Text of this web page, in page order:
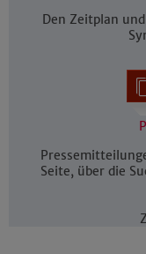
Den Zeitplan
Seite, über die